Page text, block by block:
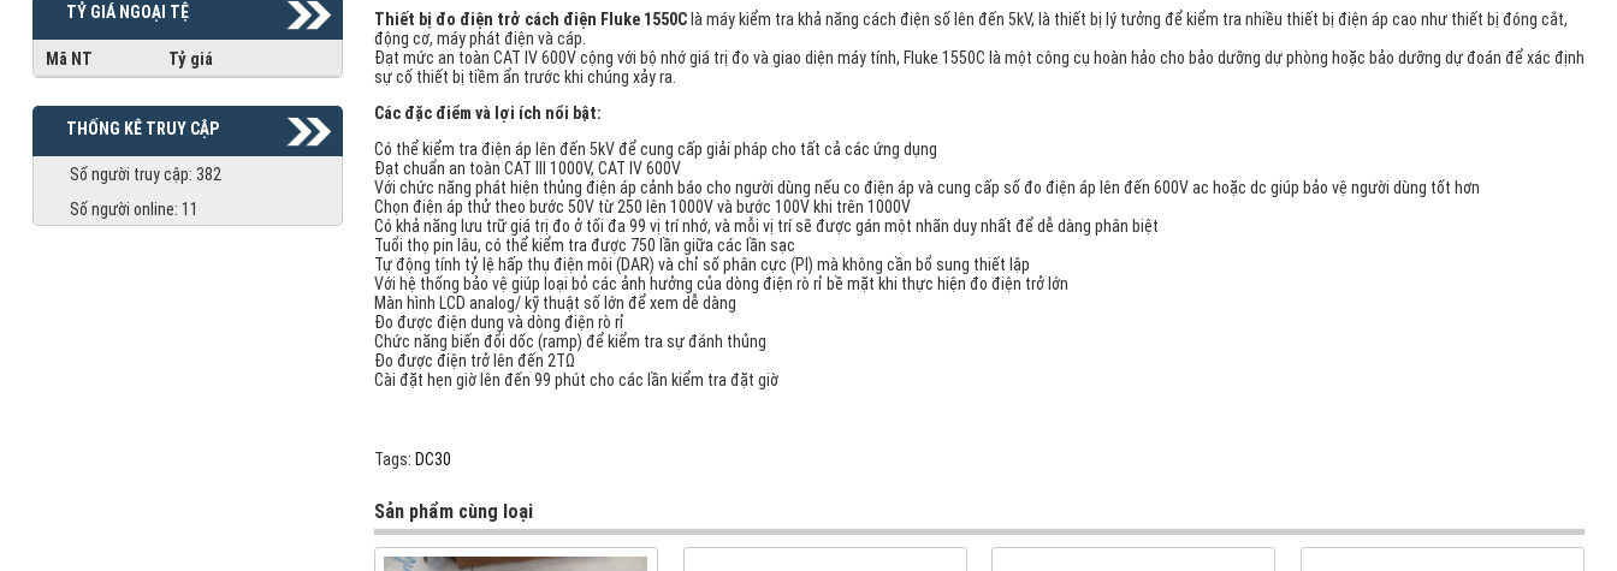
TỶ GIÁ NGOẠI TỆ
Mã NT Tỷ giá
THỐNG KÊ TRUY CẬP
Số người truy cập: 382
Số người online: 11
Thiết bị đo điện trở cách điện Fluke 1550C là máy kiểm tra khả năng cách điện số lên đến 5kV, là thiết bị lý tưởng để kiểm tra nhiều thiết bị điện áp cao như thiết bị đóng cắt,
động cơ, máy phát điện và cáp.
Đạt mức an toàn CAT IV 600V cộng với bộ nhớ giá trị đo và giao diện máy tính, Fluke 1550C là một công cụ hoàn hảo cho bảo dưỡng dự phòng hoặc bảo dưỡng dự đoán để xác định
sự cố thiết bị tiềm ẩn trước khi chúng xảy ra.
Các đặc điểm và lợi ích nổi bật:
Có thể kiểm tra điện áp lên đến 5kV để cung cấp giải pháp cho tất cả các ứng dụng
Đạt chuẩn an toàn CAT III 1000V, CAT IV 600V
Với chức năng phát hiện thủng điện áp cảnh báo cho người dùng nếu co điện áp và cung cấp số đo điện áp lên đến 600V ac hoặc dc giúp bảo vệ người dùng tốt hơn
Chọn điện áp thử theo bước 50V từ 250 lên 1000V và bước 100V khi trên 1000V
Có khả năng lưu trữ giá trị đo ở tối đa 99 vị trí nhớ, và mỗi vị trí sẽ được gán một nhãn duy nhất để dễ dàng phân biệt
Tuổi thọ pin lâu, có thể kiểm tra được 750 lần giữa các lần sạc
Tự động tính tỷ lệ hấp thụ điện môi (DAR) và chỉ số phân cực (PI) mà không cần bổ sung thiết lập
Với hệ thống bảo vệ giúp loại bỏ các ảnh hưởng của dòng điện rò rỉ bề mặt khi thực hiện đo điện trở lớn
Màn hình LCD analog/ kỹ thuật số lớn để xem dễ dàng
Đo được điện dung và dòng điện rò rỉ
Chức năng biến đổi dốc (ramp) để kiểm tra sự đánh thủng
Đo được điện trở lên đến 2TΩ
Cài đặt hẹn giờ lên đến 99 phút cho các lần kiểm tra đặt giờ
Tags: DC30
Sản phẩm cùng loại